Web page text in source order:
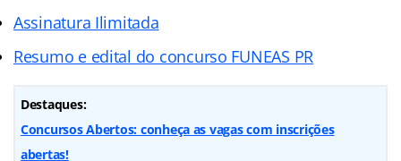
Assinatura Ilimitada
Resumo e edital do concurso FUNEAS PR
Destaques:
Concursos Abertos: conheça as vagas com inscrições
abertas!